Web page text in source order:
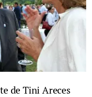
de Tini Areces